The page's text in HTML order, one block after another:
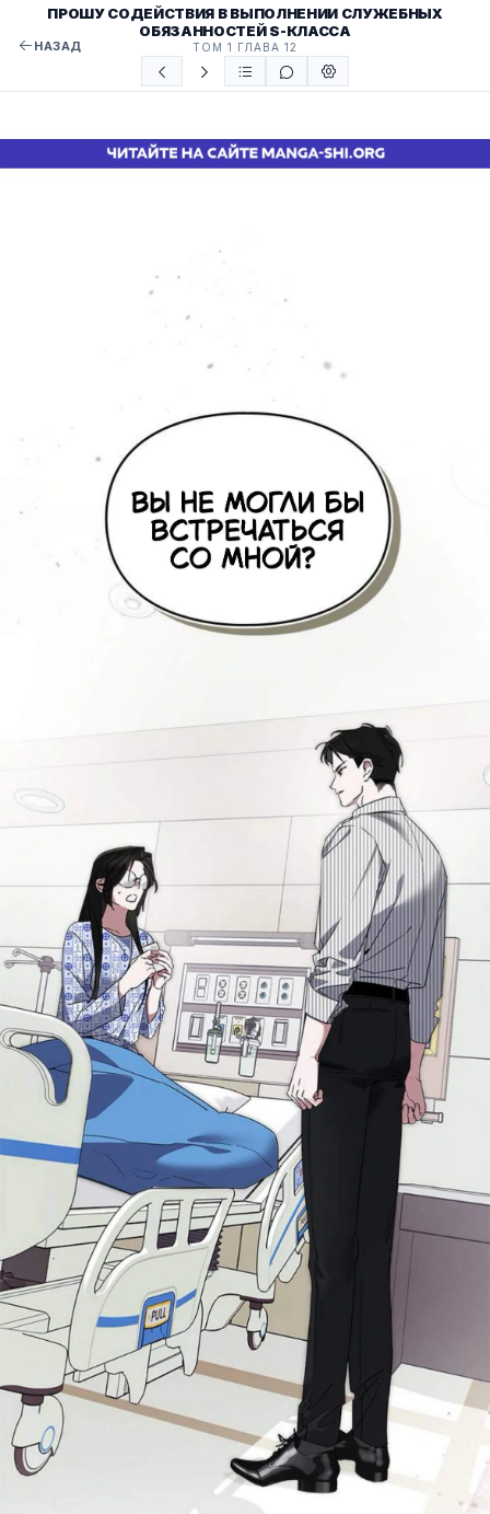
НАЗАД
ПРОШУ СОДЕЙСТВИЯ В ВЫПОЛНЕНИИ СЛУЖЕБНЫХ
ОБЯЗАННОСТЕЙ S-КЛАССА
ТОМ 1 ГЛАВА 12